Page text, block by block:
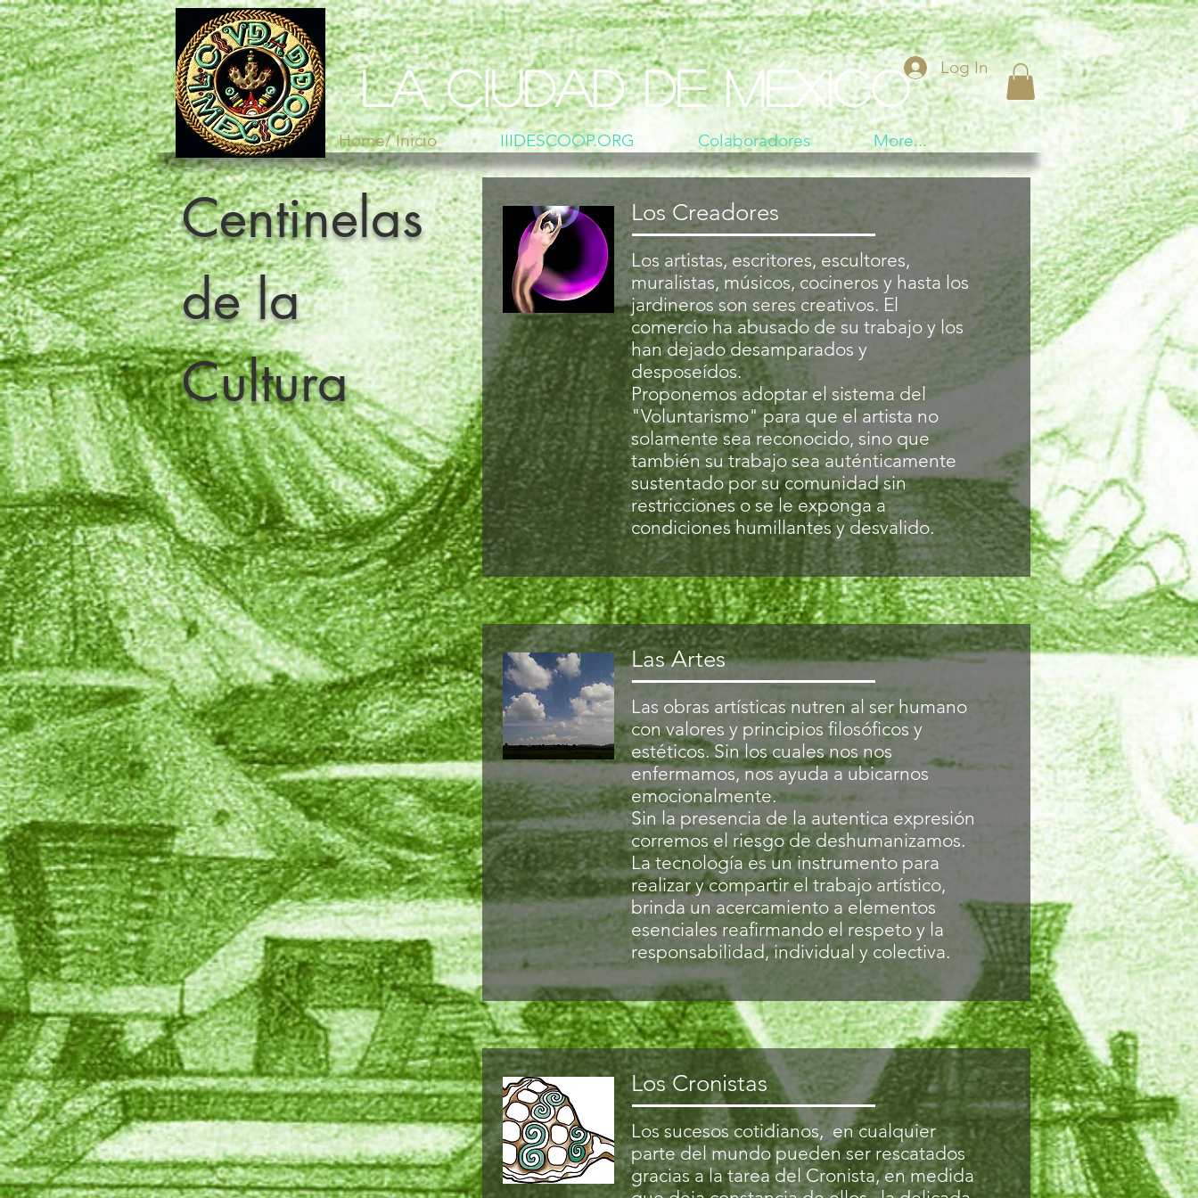
La Ciudad de México Log In
Home/ Inicio IIIDESCOOP.ORG Colaboradores More...
Centinelas
de la
Cultura
Los Creadores
Los artistas, escritores, escultores,
muralistas, músicos, cocineros y hasta los
jardineros son seres creativos. El
comercio ha abusado de su trabajo y los
han dejado desamparados y
desposeídos.
Proponemos adoptar el sistema del
"Voluntarismo" para que el artista no
solamente sea reconocido, sino que
también su trabajo sea auténticamente
sustentado por su comunidad sin
restricciones o se le exponga a
condiciones humillantes y desvalido.
Las Artes
Las obras artísticas nutren al ser humano
con valores y principios filosóficos y
estéticos. Sin los cuales nos nos
enfermamos, nos ayuda a ubicarnos
emocionalmente.
Sin la presencia de la autentica expresión
corremos el riesgo de deshumanizamos.
La tecnología es un instrumento para
realizar y compartir el trabajo artístico,
brinda un acercamiento a elementos
esenciales reafirmando el respeto y la
responsabilidad, individual y colectiva.
Los Cronistas
Los sucesos cotidianos, en cualquier
parte del mundo pueden ser rescatados
gracias a la tarea del Cronista, en medida